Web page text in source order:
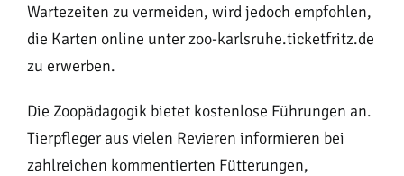
Wartezeiten zu vermeiden, wird jedoch empfohlen,
die Karten online unterzoo-karlsruhe.ticketfritz.de
zu erwerben.
Die Zoopädagogik bietet kostenlose Führungen an.
Tierpfleger aus vielen Revieren informieren bei
zahlreichen kommentierten Fütterungen,